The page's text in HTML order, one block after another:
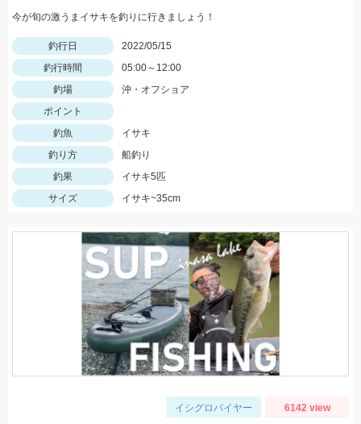
今が旬の激うまイサキを釣りに行きましょう！
釣行日
2022/05/15
釣行時間
05:00～12:00
釣場
沖・オフショア
ポイント
釣魚
イサキ
釣り方
船釣り
釣果
イサキ5匹
サイズ
イサキ~35cm
イシグロバイヤー 6142 view